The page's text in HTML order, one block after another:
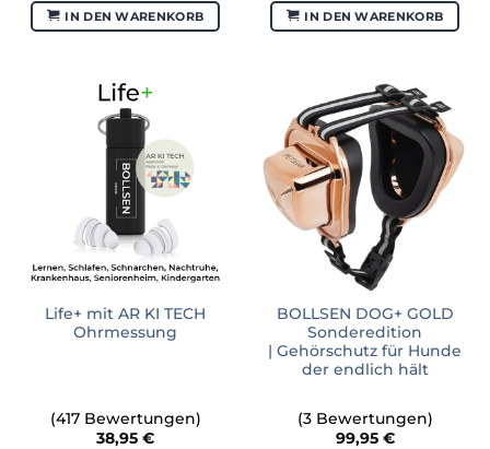
IN DEN WARENKORB IN DEN WARENKORB
Life+ mit AR KI TECH
Ohrmessung
(417 Bewertungen)
38,95 €
BOLLSEN DOG+ GOLD
Sonderedition
| Gehörschutz für Hunde
der endlich hält
(3 Bewertungen)
99,95 €